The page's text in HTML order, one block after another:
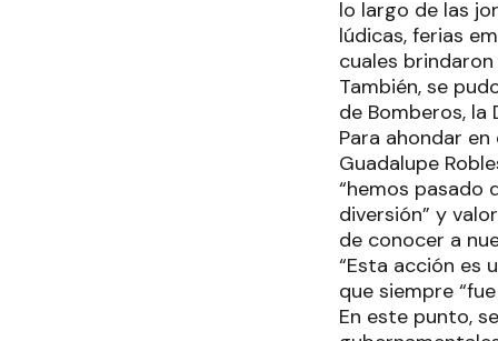
lo largo de las
lúdicas, ferias
cuales
También, se
de Bomberos, la
Para ahondar
Guadalupe
“hemos pasado
diversión” y
de conocer a
“Esta acción es
que siempre
En este punto,